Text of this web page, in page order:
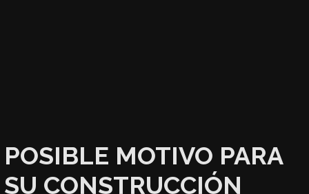
POSIBLE MOTIVO PARA
SU CONSTRUCCIÓN